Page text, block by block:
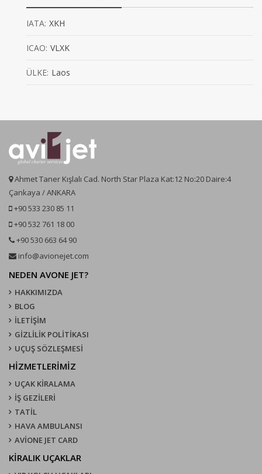
IATA: XKH
ICAO: VLXK
ÜLKE: Laos
Ahmet Taner Kışlalı Cad. North Star Plaza Kat:12 No:20 Daire:4
Çankaya / ANKARA
+90 533 230 85 11
+90 532 761 18 00
+90 530 663 64 90
info@avionejet.com
NEDEN AVONE JET?
HAKKIMIZDA
BLOG
İLETİŞİM
GİZLİLİK POLİTİKASI
UÇUŞ SÖZLEŞMESI
HİZMETLERİMİZ
UÇAK KIRALAMA
İŞ GEZİLERİ
TATİL
HAVA AMBULANSI
AVİONE JET CARD
KIRALIK UÇAKLAR